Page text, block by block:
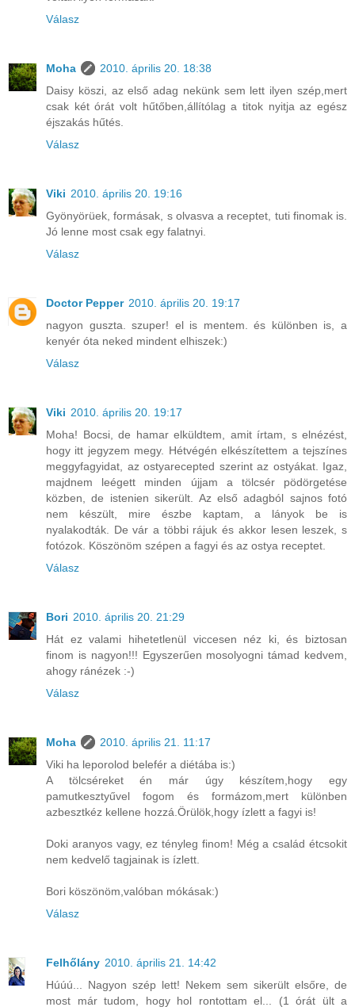
Válasz
Moha
2010. április 20. 18:38
Daisy köszi, az első adag nekünk sem lett ilyen szép,mert
csak két órát volt hűtőben,állítólag a titok nyitja az egész
éjszakás hűtés.
Válasz
Viki 2010. április 20. 19:16
Gyönyörüek, formásak, s olvasva a receptet, tuti finomak is.
Jó lenne most csak egy falatnyi.
Válasz
Doctor Pepper 2010. április 20. 19:17
nagyon guszta. szuper! el is mentem. és különben is, a
kenyér óta neked mindent elhiszek:)
Válasz
Viki 2010. április 20. 19:17
Moha! Bocsi, de hamar elküldtem, amit írtam, s elnézést,
hogy itt jegyzem megy. Hétvégén elkészítettem a tejszínes
meggyfagyidat, az ostyarecepted szerint az ostyákat. Igaz,
majdnem leégett minden újjam a tölcsér pödörgetése
közben, de istenien sikerült. Az első adagból sajnos fotó
nem készült, mire észbe kaptam, a lányok be is
nyalakodták. De vár a többi rájuk és akkor lesen leszek, s
fotózok. Köszönöm szépen a fagyi és az ostya receptet.
Válasz
Bori 2010. április 20. 21:29
Hát ez valami hihetetlenül viccesen néz ki, és biztosan
finom is nagyon!!! Egyszerűen mosolyogni támad kedvem,
ahogy ránézek :-)
Válasz
Moha
2010. április 21. 11:17
Viki ha leporolod belefér a diétába is:)
A tölcséreket én már úgy készítem,hogy egy
pamutkesztyűvel fogom és formázom,mert különben
azbesztkéz kellene hozzá.Örülök,hogy ízlett a fagyi is!
Doki aranyos vagy, ez tényleg finom! Még a család étcsokit
nem kedvelő tagjainak is ízlett.
Bori köszönöm,valóban mókásak:)
Válasz
Felhőlány 2010. április 21. 14:42
Húúú... Nagyon szép lett! Nekem sem sikerült elsőre, de
most már tudom, hogy hol rontottam el... (1 órát ült a